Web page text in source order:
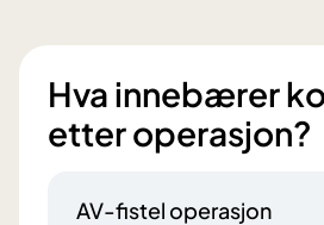
Hva innebærer
etter operasjon?
AV-fistel operasjon